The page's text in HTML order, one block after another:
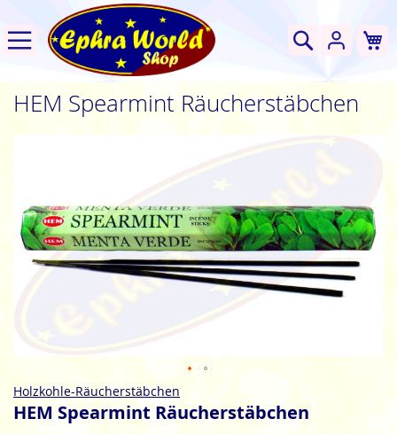
Suche
HEM Spearmint Räucherstäbchen
springen
Zum
Anfang
Holzkohle-Räucherstäbchen
HEM Spearmint Räucherstäbchen